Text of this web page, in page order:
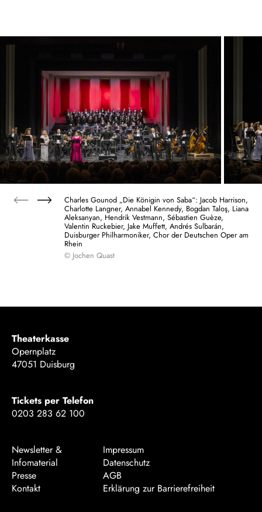
Charles Gounod „Die Königin von Saba“: Jacob Harrison,
Charlotte Langner, Annabel Kennedy, Bogdan Taloş, Liana
Aleksanyan, Hendrik Vestmann, Sébastien Guèze,
Valentin Ruckebier, Jake Muffett, Andrés Sulbarán,
Duisburger Philharmoniker, Chor der Deutschen Oper am
Rhein
© Jochen Quast
Theaterkasse
Opernplatz
47051 Duisburg
Tickets per Telefon
0203 283 62 100
Newsletter &
Infomaterial
Presse
Kontakt
Impressum
Datenschutz
AGB
Erklärung zur Barrierefreiheit